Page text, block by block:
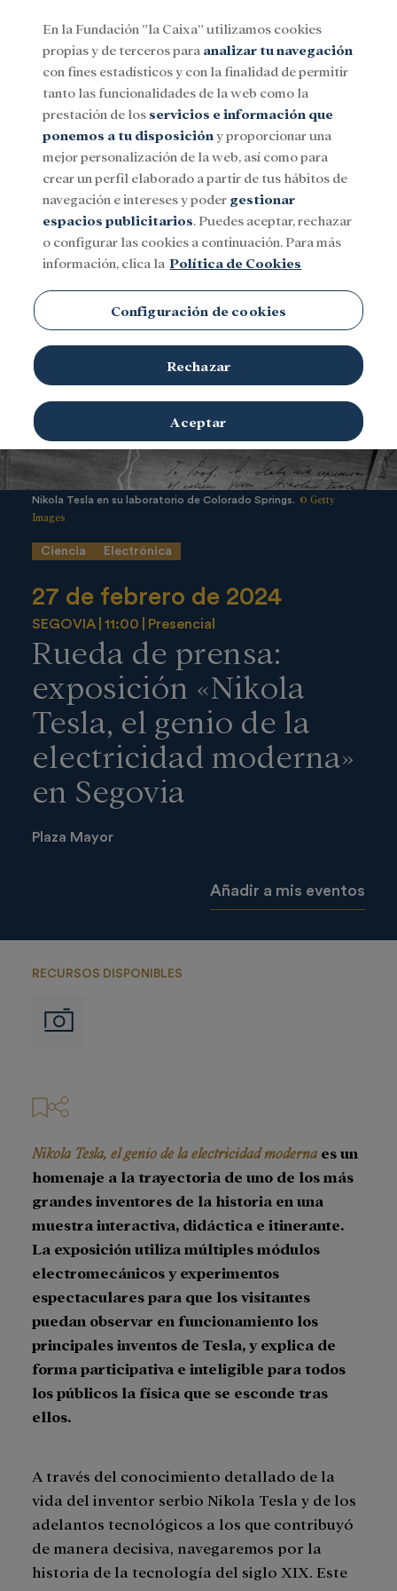
Menu
SocialInvestigación y becasCultura
Nikola Tesla en su laboratorio de Colorado Springs. © Getty
Images
Ciencia Electrónica
27 de febrero de 2024
SEGOVIA 11:00 Presencial
Rueda de prensa:
exposición «Nikola
Tesla, el genio de la
electricidad moderna»
en Segovia
Plaza Mayor
Añadir a mis eventos
RECURSOS DISPONIBLES
Imágenes
Nikola Tesla, el genio de la electricidad moderna es un
homenaje a la trayectoria de uno de los más
grandes inventores de la historia en una
muestra interactiva, didáctica e itinerante.
La exposición utiliza múltiples módulos
electromecánicos y experimentos
espectaculares para que los visitantes
puedan observar en funcionamiento los
principales inventos de Tesla, y explica de
forma participativa e inteligible para todos
los públicos la física que se esconde tras
ellos.
A través del conocimiento detallado de la
vida del inventor serbio Nikola Tesla y de los
adelantos tecnológicos a los que contribuyó
de manera decisiva, navegaremos por la
historia de la tecnología del siglo XIX. Este
En la Fundación ”la Caixa” utilizamos cookies
propias y de terceros para analizar tu navegación
con fines estadísticos y con la finalidad de permitir
tanto las funcionalidades de la web como la
prestación de los servicios e información que
ponemos a tu disposición y proporcionar una
mejor personalización de la web, así como para
crear un perfil elaborado a partir de tus hábitos de
navegación e intereses y poder gestionar
espacios publicitarios. Puedes aceptar, rechazar
o configurar las cookies a continuación. Para más
información, clica la Política de Cookies
Configuración de cookies
Rechazar
Aceptar